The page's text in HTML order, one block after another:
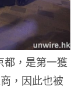
都，是第一獲
，因此也被